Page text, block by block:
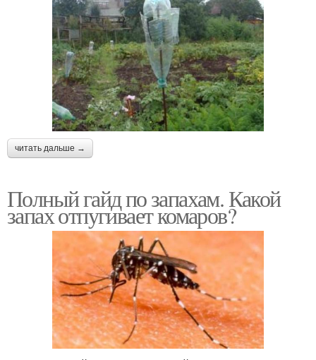
читать дальше →
Полный гайд по запахам. Какой
запах отпугивает комаров?